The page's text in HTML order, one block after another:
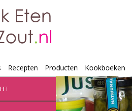
Recepten Producten Kookboeken